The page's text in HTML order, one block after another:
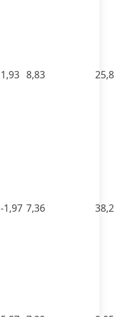
1,93 8,83
-1,97 7,36